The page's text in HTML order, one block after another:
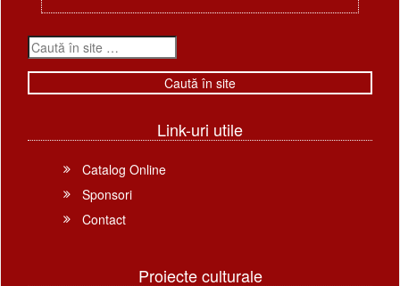
Link-uri utile
Catalog Online
Sponsori
Contact
Proiecte culturale